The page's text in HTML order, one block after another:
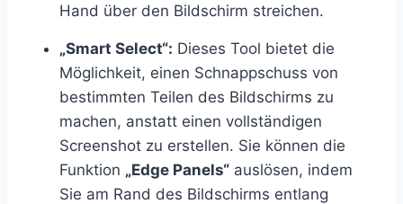
Hand über den Bildschirm streichen.
„Smart Select“: Dieses Tool bietet die
Möglichkeit, einen Schnappschuss von
bestimmten Teilen des Bildschirms zu
machen, anstatt einen vollständigen
Screenshot zu erstellen. Sie können die
Funktion „Edge Panels“ auslösen, indem
Sie am Rand des Bildschirms entlang